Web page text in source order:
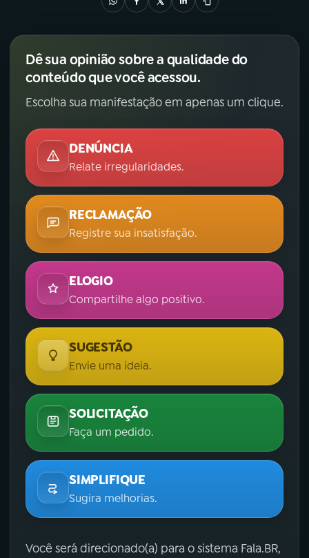
Dê sua opinião sobre a qualidade do
conteúdo que você acessou.
Escolha sua manifestação em apenas um clique.
DENÚNCIA
Relate irregularidades.
RECLAMAÇÃO
Registre sua insatisfação.
ELOGIO
Compartilhe algo positivo.
SUGESTÃO
Envie uma ideia.
SOLICITAÇÃO
Faça um pedido.
SIMPLIFIQUE
Sugira melhorias.
Você será direcionado(a) para o sistema Fala.BR,